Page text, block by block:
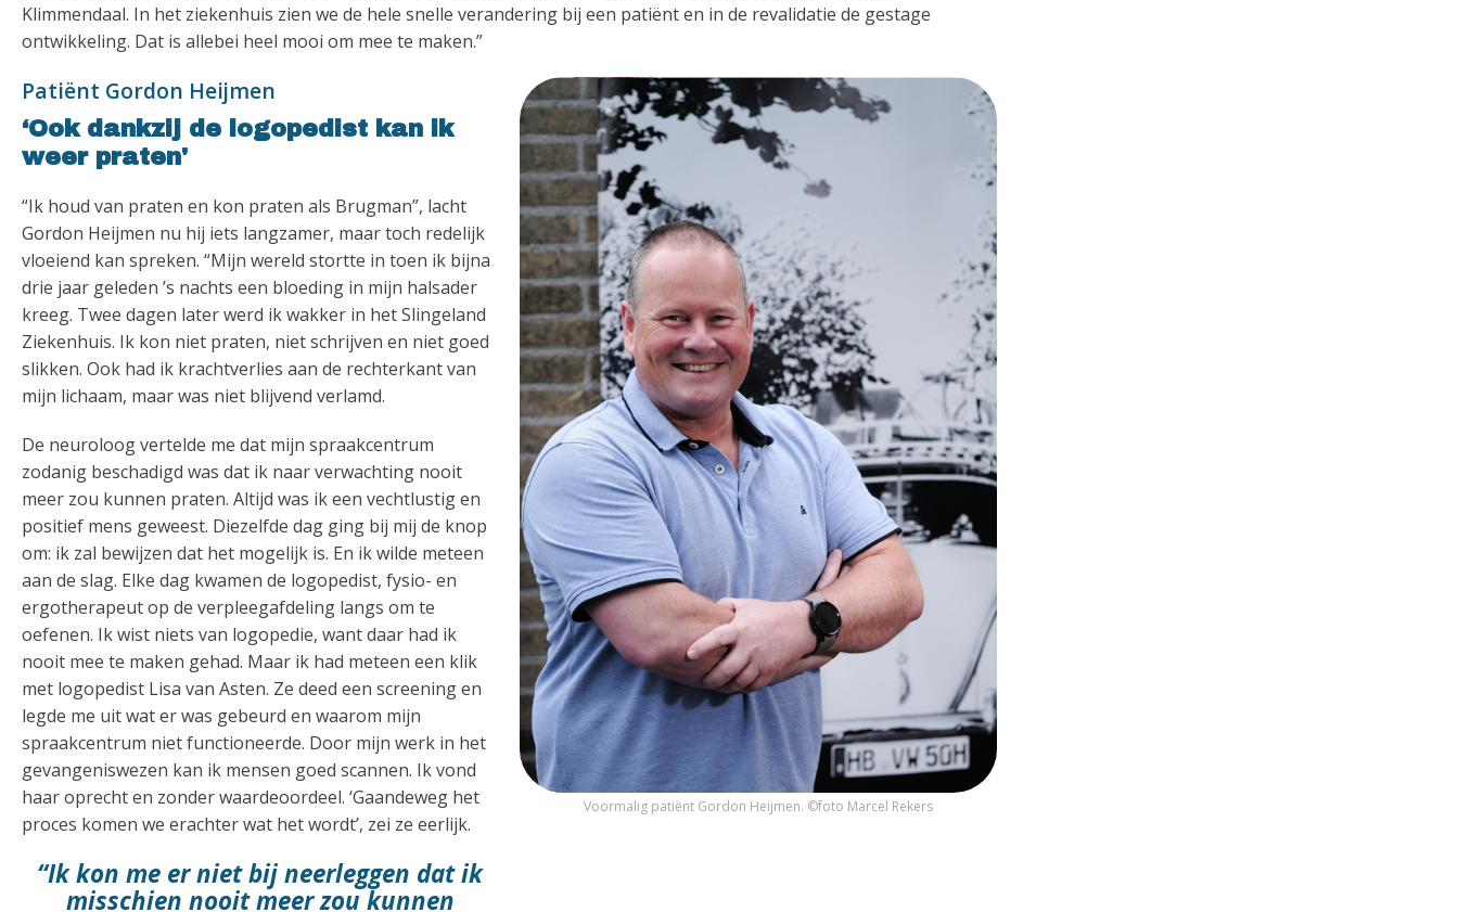
Klimmendaal. In het ziekenhuis zien we de hele snelle verandering bij een patiënt en in de revalidatie de gestage
ontwikkeling. Dat is allebei heel mooi om mee te maken.”
Patiënt Gordon Heijmen
‘Ook dankzij de logopedist kan ik
weer praten'
“Ik houd van praten en kon praten als Brugman”, lacht
Gordon Heijmen nu hij iets langzamer, maar toch redelijk
vloeiend kan spreken. “Mijn wereld stortte in toen ik bijna
drie jaar geleden ’s nachts een bloeding in mijn halsader
kreeg. Twee dagen later werd ik wakker in het Slingeland
Ziekenhuis. Ik kon niet praten, niet schrijven en niet goed
slikken. Ook had ik krachtverlies aan de rechterkant van
mijn lichaam, maar was niet blijvend verlamd.
De neuroloog vertelde me dat mijn spraakcentrum
zodanig beschadigd was dat ik naar verwachting nooit
meer zou kunnen praten. Altijd was ik een vechtlustig en
positief mens geweest. Diezelfde dag ging bij mij de knop
om: ik zal bewijzen dat het mogelijk is. En ik wilde meteen
aan de slag. Elke dag kwamen de logopedist, fysio- en
ergotherapeut op de verpleegafdeling langs om te
oefenen. Ik wist niets van logopedie, want daar had ik
nooit mee te maken gehad. Maar ik had meteen een klik
met logopedist Lisa van Asten. Ze deed een screening en
legde me uit wat er was gebeurd en waarom mijn
spraakcentrum niet functioneerde. Door mijn werk in het
gevangeniswezen kan ik mensen goed scannen. Ik vond
haar oprecht en zonder waardeoordeel. ‘Gaandeweg het
proces komen we erachter wat het wordt’, zei ze eerlijk.
“Ik kon me er niet bij neerleggen dat ik
misschien nooit meer zou kunnen
Voormalig patiënt Gordon Heijmen. ©foto Marcel Rekers